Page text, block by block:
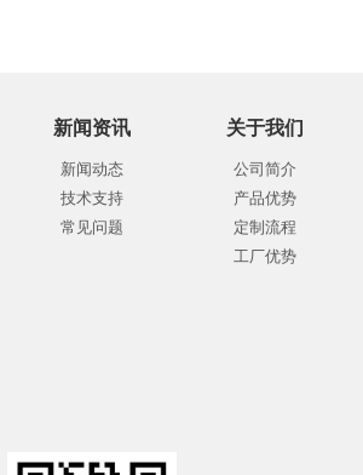
新闻资讯
新闻动态
技术支持
常见问题
关于我们
公司简介
产品优势
定制流程
工厂优势